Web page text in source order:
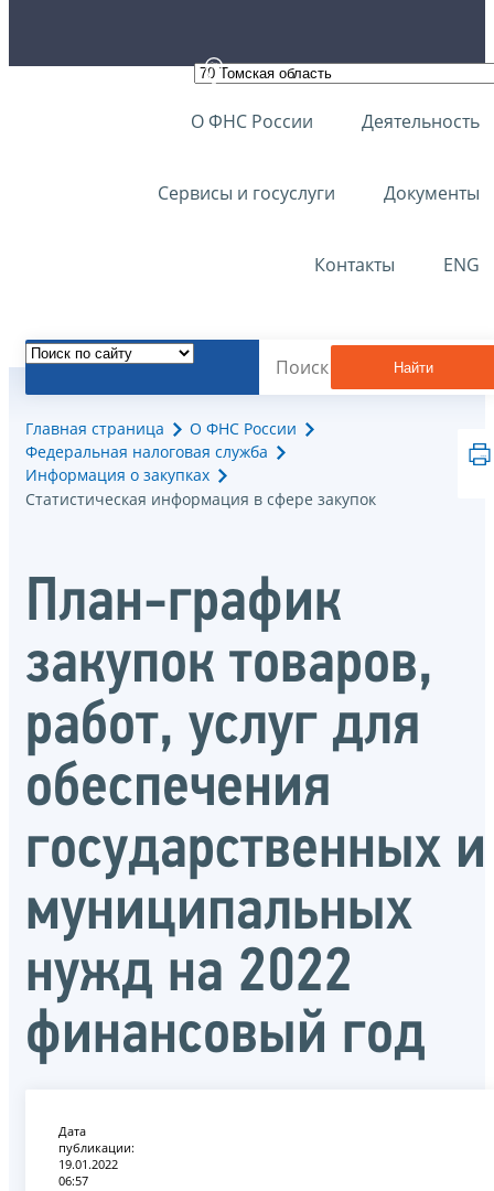
О ФНС России Деятельность
Сервисы и госуслуги Документы
Контакты ENG
Найти
Главная страница
О ФНС России
Федеральная налоговая служба
Информация о закупках
Статистическая информация в сфере закупок
План-график
закупок товаров,
работ, услуг для
обеспечения
государственных и
муниципальных
нужд на 2022
финансовый год
Дата
публикации:
19.01.2022
06:57